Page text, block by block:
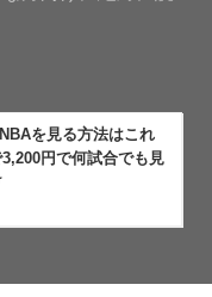
を見る方法はこれ
円で何試合でも見